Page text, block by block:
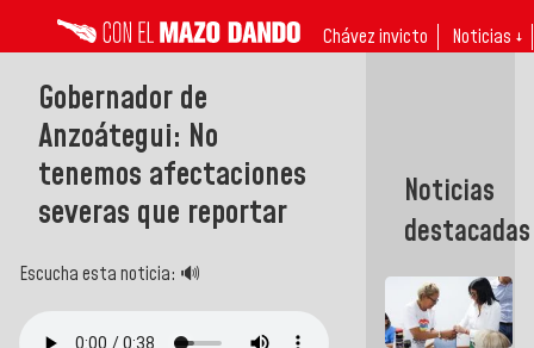
Chávez invicto Noticias ↓
Gobernador de
Anzoátegui: No
tenemos afectaciones
severas que reportar
Escucha esta noticia: 🔊
Noticias
destacadas